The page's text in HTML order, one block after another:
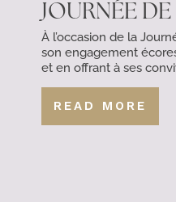
JOURNÉE
À l’occasion de la
son engagement
et en offrant à ses
READ MORE